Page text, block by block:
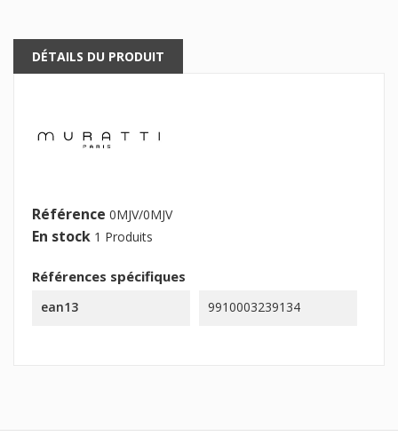
DÉTAILS DU PRODUIT
Référence 0MJV/0MJV
En stock 1 Produits
Références spécifiques
ean13 9910003239134